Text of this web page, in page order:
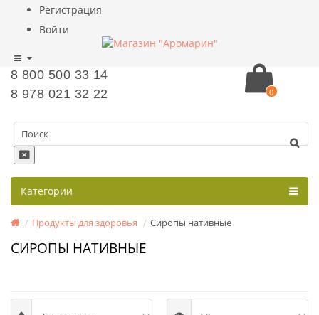
Регистрация
Войти
8 800 500 33 14
8 978 021 32 22
0
Категории
Продукты для здоровья Сиропы нативные
СИРОПЫ НАТИВНЫЕ